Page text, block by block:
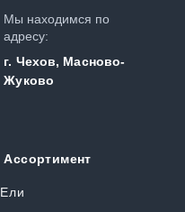
Мы находимся по
адресу:
г. Чехов, Масново-
Жуково
Ели
Ассортимент